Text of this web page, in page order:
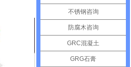
不锈钢咨询
防腐木咨询
GRC混凝土
GRG石膏